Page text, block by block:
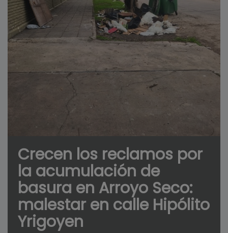
Crecen los reclamos por
la acumulación de
basura en Arroyo Seco:
malestar en calle Hipólito
Yrigoyen